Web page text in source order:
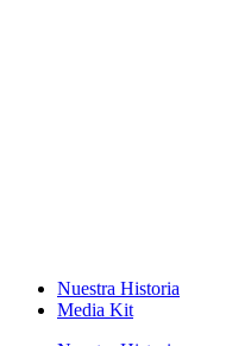
Nuestra Historia
Media Kit